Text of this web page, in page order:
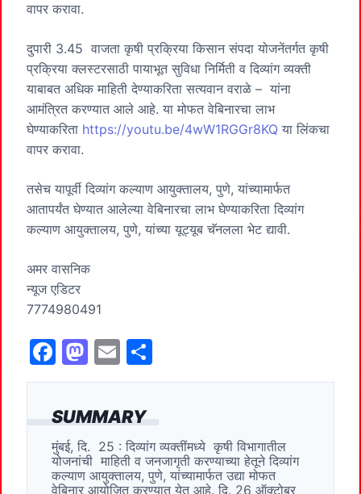
SUMMARY
मुंबई, दि. 25 : दिव्यांग व्यक्तींमध्ये कृषी विभागातील
योजनांची माहिती व जनजागृती करण्याच्या हेतूने दिव्यांग
कल्याण आयुक्तालय, पुणे, यांच्यामार्फत उद्या मोफत
वेबिनार आयोजित करण्यात येत आहे. दि. 26 ऑक्टोबर
वापर करावा.
दुपारी 3.45 वाजता कृषी प्रक्रिया किसान संपदा योजनेंतर्गत कृषी
प्रक्रिया क्लस्टरसाठी पायाभूत सुविधा निर्मिती व दिव्यांग व्यक्ती
याबाबत अधिक माहिती देण्याकरिता सत्यवान वराळे – यांना
आमंत्रित करण्यात आले आहे. या मोफत वेबिनारचा लाभ
घेण्याकरिता https://youtu.be/4wW1RGGr8KQ या लिंकचा
वापर करावा.
तसेच यापूर्वी दिव्यांग कल्याण आयुक्तालय, पुणे, यांच्यामार्फत
आतापर्यंत घेण्यात आलेल्या वेबिनारचा लाभ घेण्याकरिता दिव्यांग
कल्याण आयुक्तालय, पुणे, यांच्या यूट्यूब चॅनलला भेट द्यावी.
अमर वासनिक
न्यूज एडिटर
7774980491
F
a
c
e
b
o
M
a
st
o
d
o
E
m
ai
l
h